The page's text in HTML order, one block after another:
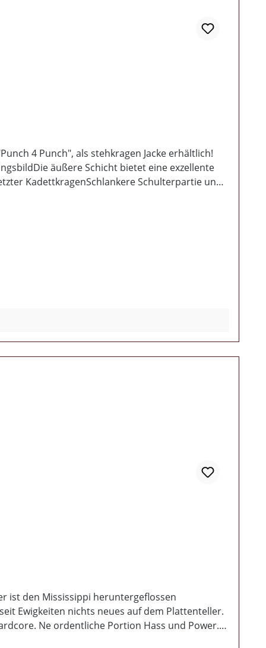
4 Punch", als stehkragen Jacke erhältlich!
äußere Schicht bietet eine exzellente
KadettkragenSchlankere Schulterpartie und
ist den Mississippi heruntergeflossen
Ewigkeiten nichts neues auf dem Plattenteller.
Ne ordentliche Portion Hass und Power.